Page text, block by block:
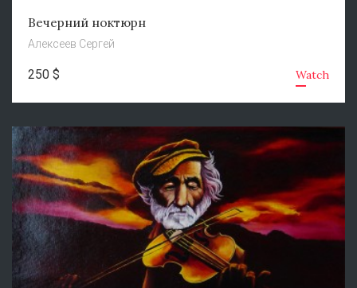
Вечерний ноктюрн
Алексеев Сергей
250 $ Watch